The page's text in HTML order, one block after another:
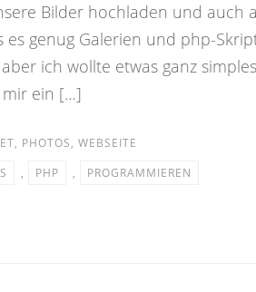
Bilder hochladen und auch
es genug Galerien und php-
ich wollte etwas ganz
mir ein […]
, PHOTOS, WEBSEITE
, PHP ,
PROGRAMMIEREN